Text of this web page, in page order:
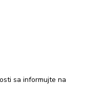
sa informujte na